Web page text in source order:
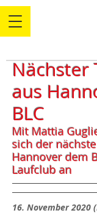
Nächster
aus
BLC
Mit Mattia
sich der
Hannover dem
Laufclub an
16. November 2020